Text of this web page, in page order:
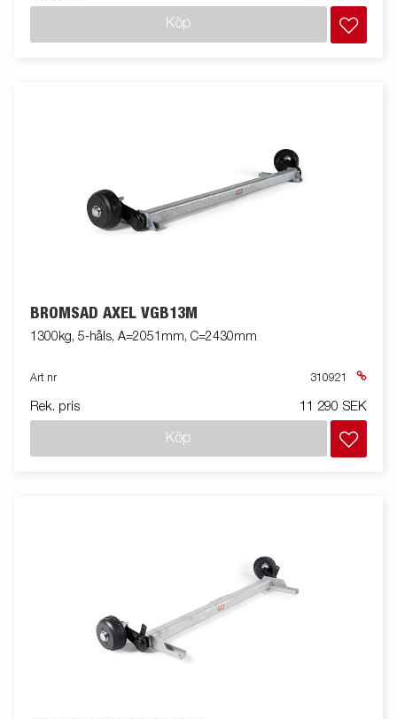
Köp
BROMSAD AXEL VGB13M
1300kg, 5-håls, A=2051mm, C=2430mm
Art nr 310921
Rek. pris 11 290 SEK
Köp